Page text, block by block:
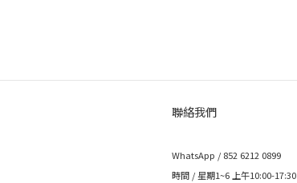
聯絡我們
WhatsApp / 852 6212 0899
時間 / 星期1~6 上午10:00-17:30